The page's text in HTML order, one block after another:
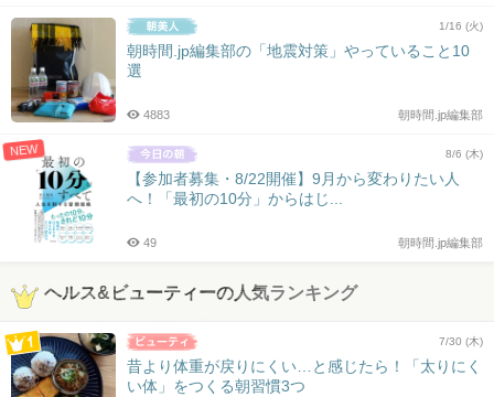
1/16 (火)
朝時間.jp編集部の「地震対策」やっていること10
選
朝時間.jp編集部
4883
NEW 8/6 (木)
【参加者募集・8/22開催】9月から変わりたい人
へ！「最初の10分」からはじ...
朝時間.jp編集部
49
ヘルス&ビューティーの人気ランキング
7/30 (木)
昔より体重が戻りにくい…と感じたら！「太りにく
い体」をつくる朝習慣3つ